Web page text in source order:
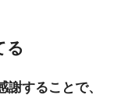
る
することで、